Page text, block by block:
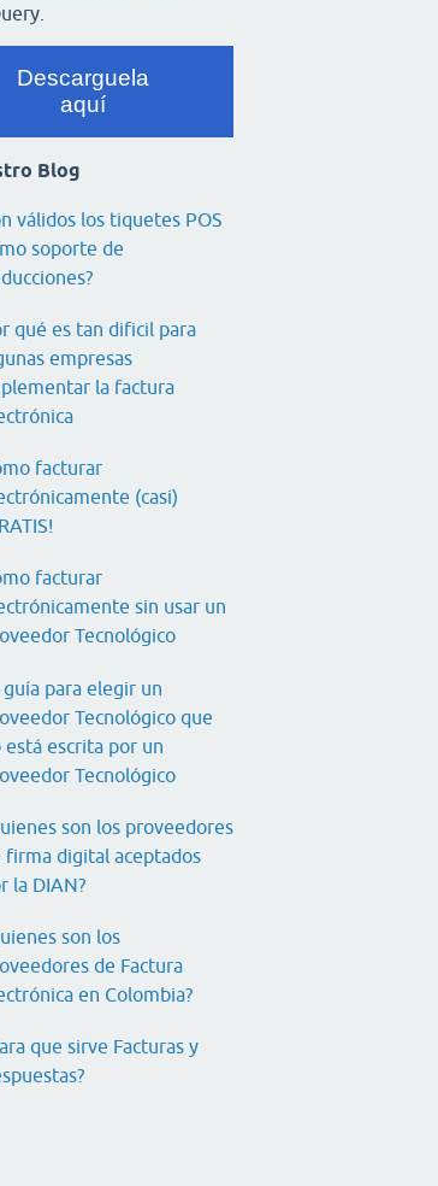
Descarguela
aquí
Blog
válidos los tiquetes POS
soporte de
qué es tan dificil para
empresas
la factura
facturar
(casi)
facturar
sin usar un
Tecnológico
guía para elegir un
Tecnológico que
está escrita por un
Tecnológico
son los proveedores
firma digital aceptados
la DIAN?
son los
de Factura
en Colombia?
que sirve Facturas y